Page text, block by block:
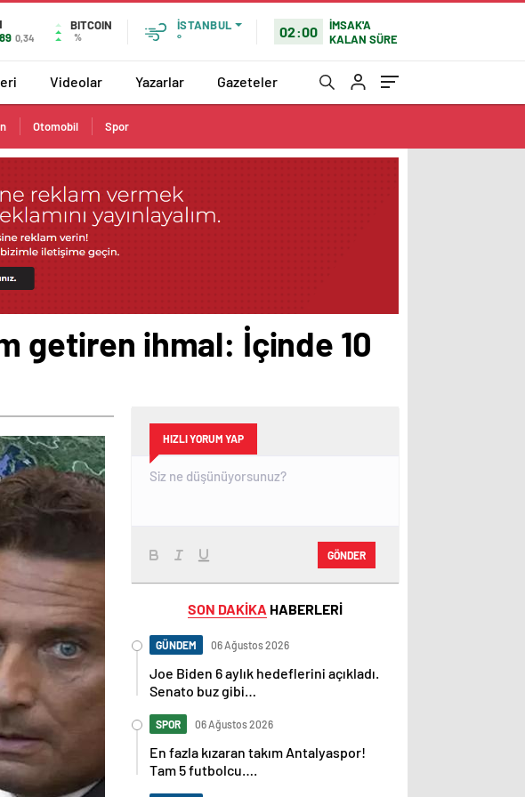
0,34
BITCOIN
%
İSTANBUL
°
02:00
İMSAK'A
KALAN SÜRE
Videolar Yazarlar Gazeteler
Otomobil Spor
getiren ihmal: İçinde 10
HIZLI YORUM YAP
GÖNDER
SON DAKİKA HABERLERİ
GÜNDEM 06 Ağustos 2026
Joe Biden 6 aylık hedeflerini açıkladı.
Senato buz gibi…
SPOR 06 Ağustos 2026
En fazla kızaran takım Antalyaspor!
Tam 5 futbolcu….